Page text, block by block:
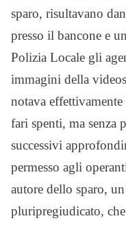
sparo, risultavano
presso il bancone e
Polizia Locale gli
immagini della
notava
fari spenti, ma senza
successivi
permesso agli
autore dello sparo,
pluripregiudicato,